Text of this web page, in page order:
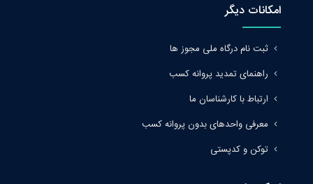
امکانات دیگر
ثبت نام درگاه ملی مجوز ها
راهنمای تمدید پروانه کسب
ارتباط با کارشناسان ما
معرفی واحدهای بدون پروانه کسب
توکن و کدپستی